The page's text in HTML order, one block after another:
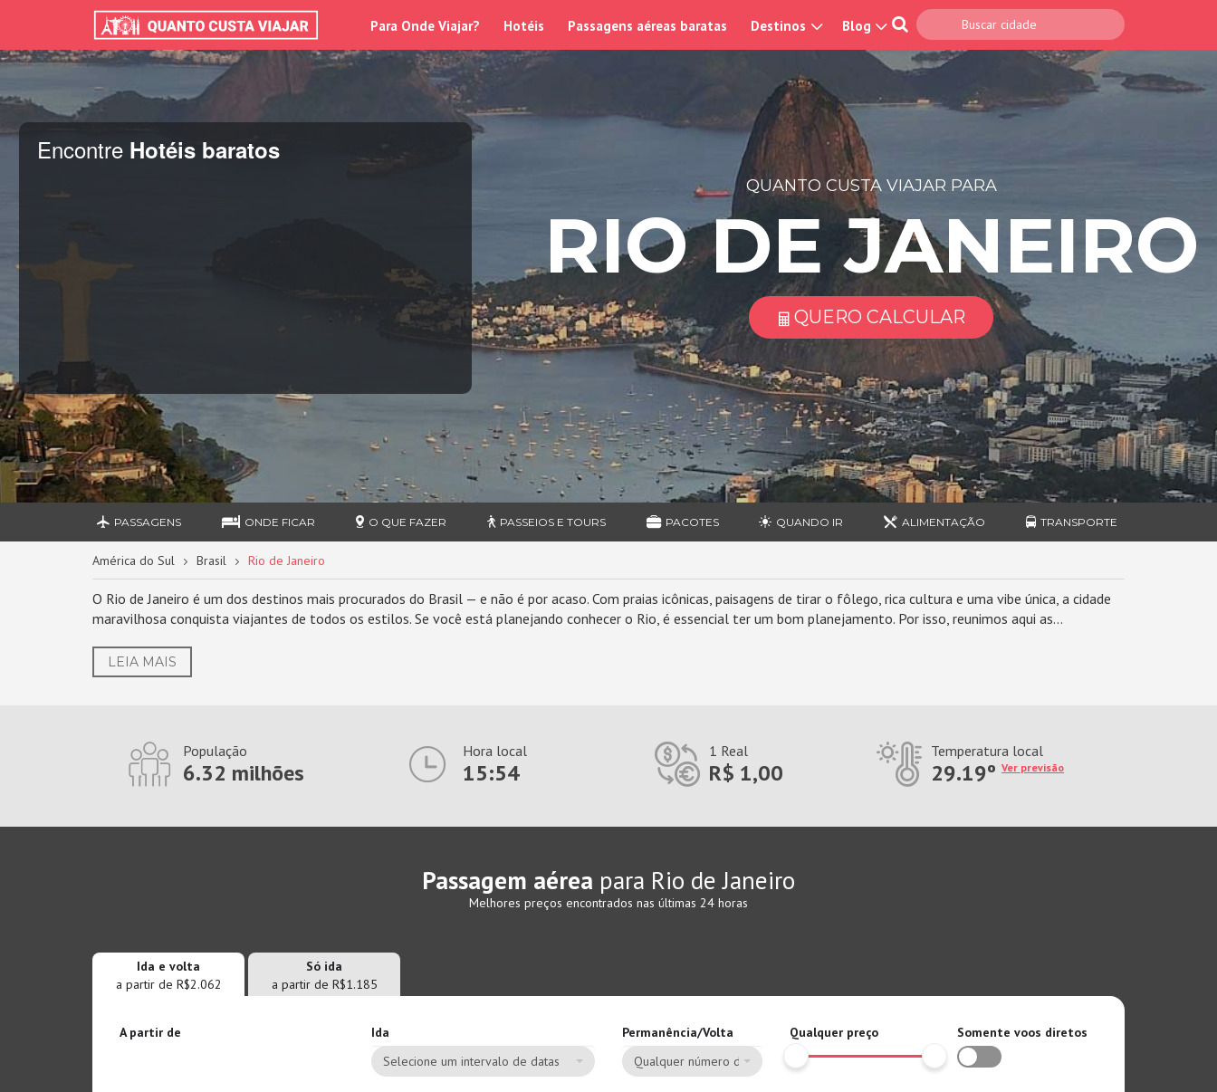
Para Onde Viajar? Hotéis Passagens aéreas baratas Destinos Blog
Encontre Hotéis baratos
QUANTO CUSTA VIAJAR PARA
RIO DE JANEIRO
QUERO CALCULAR
PASSAGENS ONDE FICAR O QUE FAZER PASSEIOS E TOURS PACOTES QUANDO IR ALIMENTAÇÃO TRANSPORTE
América do Sul Brasil Rio de Janeiro
O Rio de Janeiro é um dos destinos mais procurados do Brasil — e não é por acaso. Com praias icônicas, paisagens de tirar o fôlego, rica cultura e uma vibe única, a cidade
maravilhosa conquista viajantes de todos os estilos. Se você está planejando conhecer o Rio, é essencial ter um bom planejamento. Por isso, reunimos aqui as...
LEIA MAIS
População
6.32 milhões
Hora local
15:54
1 Real
R$ 1,00
Temperatura local
29.19ºVer previsão
Passagem aérea para Rio de Janeiro
Melhores preços encontrados nas últimas 24 horas
Ida e volta
a partir de R$2.062
Só ida
a partir de R$1.185
A partir de Ida Permanência/Volta Qualquer preço
Somente voos diretos
Selecione um intervalo de datas
Qualquer número de dias